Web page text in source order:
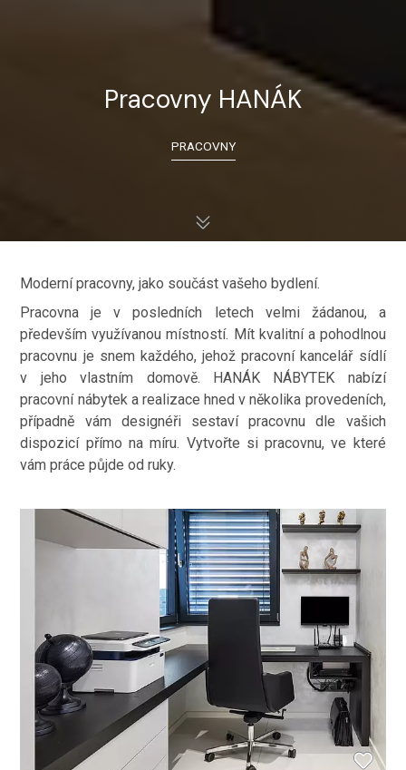
Pracovny HANÁK
PRACOVNY
Moderní pracovny, jako součást vašeho bydlení.
Pracovna je v posledních letech velmi žádanou, a
především využívanou místností. Mít kvalitní a pohodlnou
pracovnu je snem každého, jehož pracovní kancelář sídlí
v jeho vlastním domově. HANÁK NÁBYTEK nabízí
pracovní nábytek a realizace hned v několika provedeních,
případně vám designéři sestaví pracovnu dle vašich
dispozicí přímo na míru. Vytvořte si pracovnu, ve které
vám práce půjde od ruky.